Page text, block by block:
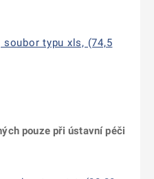
soubor typu xls, (74,5
pouze při ústavní péči